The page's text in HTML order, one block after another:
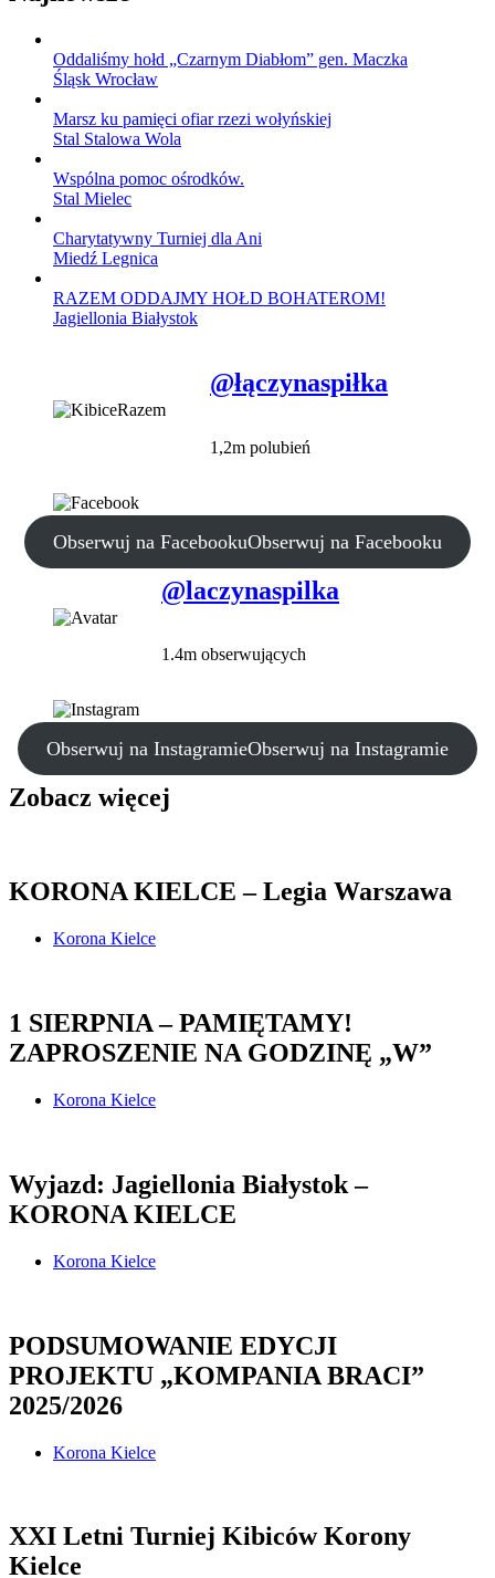
Oddaliśmy hołd „Czarnym Diabłom” gen. Maczka
Śląsk Wrocław
Marsz ku pamięci ofiar rzezi wołyńskiej
Stal Stalowa Wola
Wspólna pomoc ośrodków.
Stal Mielec
Charytatywny Turniej dla Ani
Miedź Legnica
RAZEM ODDAJMY HOŁD BOHATEROM!
Jagiellonia Białystok
@łączynaspiłka
1,2m polubień
Obserwuj na FacebookuObserwuj na Facebooku
@laczynaspilka
1.4m obserwujących
Obserwuj na InstagramieObserwuj na Instagramie
Zobacz więcej
KORONA KIELCE – Legia Warszawa
Korona Kielce
1 SIERPNIA – PAMIĘTAMY!
ZAPROSZENIE NA GODZINĘ „W”
Korona Kielce
Wyjazd: Jagiellonia Białystok –
KORONA KIELCE
Korona Kielce
PODSUMOWANIE EDYCJI
PROJEKTU „KOMPANIA BRACI”
2025/2026
Korona Kielce
XXI Letni Turniej Kibiców Korony
Kielce